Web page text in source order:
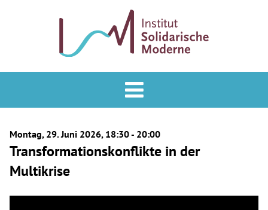
Podcast
Veranstaltungen
Montag, 29. Juni 2026, 18:30 - 20:00
Transformationskonflikte in der
Multikrise